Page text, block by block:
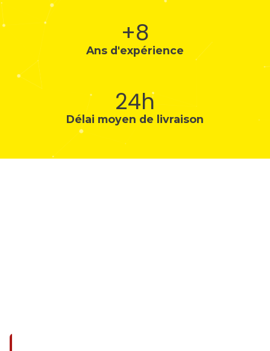
+8
Ans d'expérience
24h
Délai moyen de livraison